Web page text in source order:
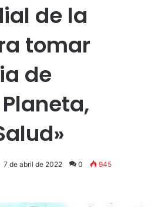
de la
tomar
de
7 de abril de 2022 0 945